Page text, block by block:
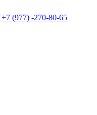
+7 (977) -270-80-65